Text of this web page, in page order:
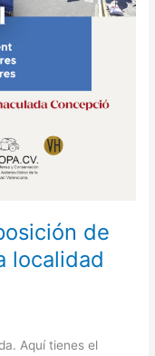
de
localidad
Aquí tienes el